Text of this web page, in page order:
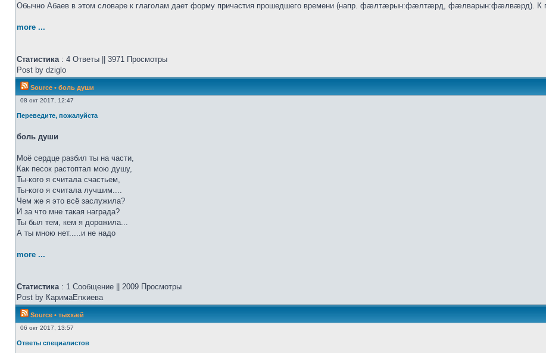
Обычно Абаев в этом словаре к глаголам дает форму причастия прошедшего времени (напр. фæлтæрын:фæлтæрд, фæлварын:фæлвæрд). К
more ...
Статистика: 4 Ответы || 3971 Просмотры
Post by dziglo
Source • боль души
08 окт 2017, 12:47
Переведите, пожалуйста
боль души
Моё сердце разбил ты на части,
Как песок растоптал мою душу,
Ты-кого я считала счастьем,
Ты-кого я считала лучшим....
Чем же я это всё заслужила?
И за что мне такая награда?
Ты был тем, кем я дорожила...
А ты мною нет.....и не надо
more ...
Статистика: 1 Сообщение || 2009 Просмотры
Post by КаримаЕпхиева
Source • тыххӕй
06 окт 2017, 13:57
Ответы специалистов